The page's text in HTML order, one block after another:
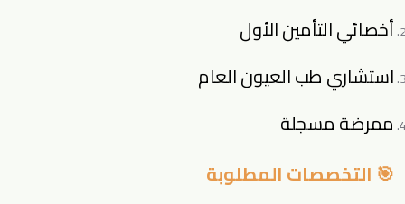
أخصائي التأمين الأول
استشاري طب العيون العام
ممرضة مسجلة
🎯 التخصصات المطلوبة